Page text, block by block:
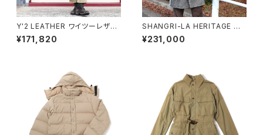
Y'2 LEATHER ワイツーレザー
ANILINE STEER ROUNDED
HEM CAR COAT アニリンステ
¥171,820
SHANGRI-LA HERITAGE シ
ャングリラヘリテージ “Stelvi
o” Grey Herringbone Wool
¥231,000